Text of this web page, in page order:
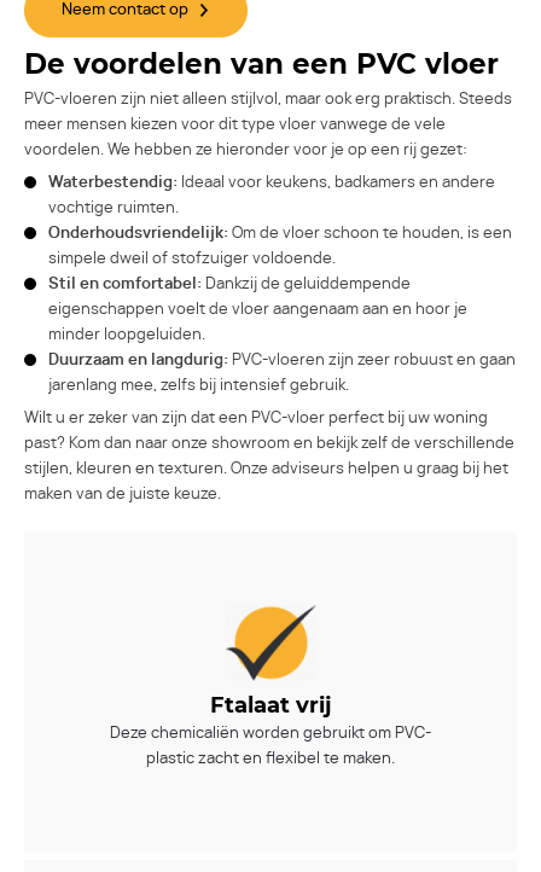
Neem contact op
De voordelen van een PVC vloer
PVC-vloeren zijn niet alleen stijlvol, maar ook erg praktisch. Steeds
meer mensen kiezen voor dit type vloer vanwege de vele
voordelen. We hebben ze hieronder voor je op een rij gezet:
Waterbestendig: Ideaal voor keukens, badkamers en andere
vochtige ruimten.
Onderhoudsvriendelijk: Om de vloer schoon te houden, is een
simpele dweil of stofzuiger voldoende.
Stil en comfortabel: Dankzij de geluiddempende
eigenschappen voelt de vloer aangenaam aan en hoor je
minder loopgeluiden.
Duurzaam en langdurig: PVC-vloeren zijn zeer robuust en gaan
jarenlang mee, zelfs bij intensief gebruik.
Wilt u er zeker van zijn dat een PVC-vloer perfect bij uw woning
past? Kom dan naar onze showroom en bekijk zelf de verschillende
stijlen, kleuren en texturen. Onze adviseurs helpen u graag bij het
maken van de juiste keuze.
Ftalaat vrij
Deze chemicaliën worden gebruikt om PVC-
plastic zacht en flexibel te maken.